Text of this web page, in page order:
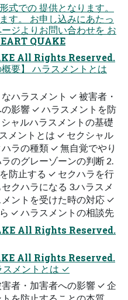
式での 提供となります。
す。 お申し込みにあたっ
ジよりお問い合わせを お
QUAKE
All Rights Reserved.
要】 ハラスメントとは
ハラスメント ✓ 被害者・
影響 ✓ ハラスメントを防
ャルハラスメントの基礎
メントとは ✓ セクシャル
ラの種類 ✓ 無自覚でやり
のグレーゾーンの判断 2.
防止する ✓ セクハラを行
クハラになる 3.ハラスメ
ントを受けた時の対応 ✓
✓ ハラスメントの相談先
All Rights Reserved.
All Rights Reserved.
メントとは ✓
者・加害者への影響 ✓ 企
を防止することの本質